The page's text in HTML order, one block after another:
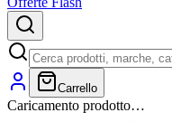
Carrello
Caricamento prodotto…